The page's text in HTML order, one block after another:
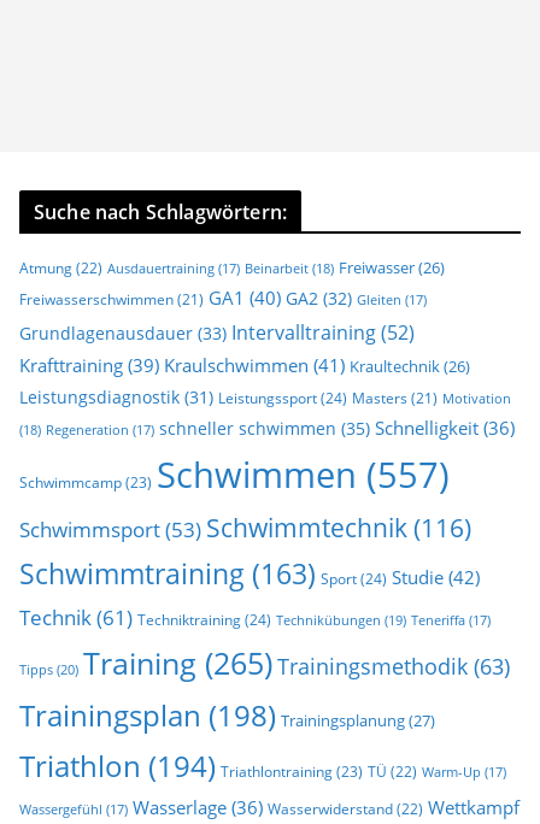
Suche nach Schlagwörtern:
Atmung(22) Ausdauertraining (17) Beinarbeit (18) Freiwasser(26)
Freiwasserschwimmen (21) GA1 (40) GA2 (32) Gleiten (17)
Grundlagenausdauer (33) Intervalltraining(52)
Krafttraining (39) Kraulschwimmen (41) Kraultechnik(26)
Leistungsdiagnostik (31) Leistungssport(24) Masters (21) Motivation
(18) Regeneration (17) schneller schwimmen (35) Schnelligkeit (36)
Schwimmcamp(23) Schwimmen (557)
Schwimmsport(53) Schwimmtechnik(116)
Schwimmtraining (163) Sport(24) Studie (42)
Technik(61) Techniktraining(24) Technikübungen (19) Teneriffa (17)
Tipps (20) Training (265)Trainingsmethodik (63)
Trainingsplan (198) Trainingsplanung(27)
Triathlon (194) Triathlontraining(23) TÜ (22) Warm-Up (17)
Wassergefühl (17) Wasserlage (36) Wasserwiderstand(22) Wettkampf